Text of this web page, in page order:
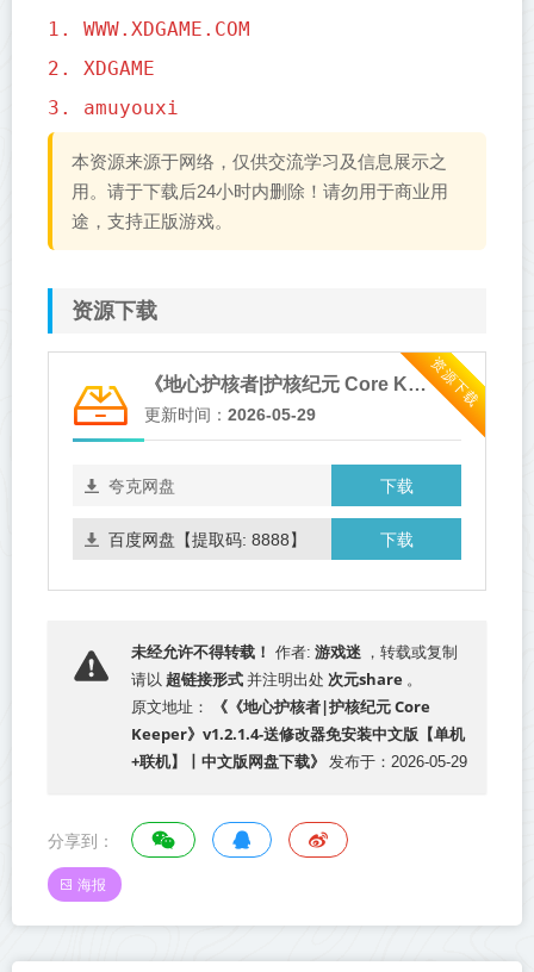
1. WWW.XDGAME.COM
2. XDGAME
3. amuyouxi
本资源来源于网络，仅供交流学习及信息展示之
用。请于下载后24小时内删除！请勿用于商业用
途，支持正版游戏。
资源下载
资源下载
《地心护核者|护核纪元 Core Keeper》v1.2.1.4-送修改器免安装中文版【单机+联机】
更新时间： 2026-05-29
下载
夸克网盘
下载
百度网盘【提取码: 8888】
未经允许不得转载！ 作者: 游戏迷 ，转载或复制
请以 超链接形式 并注明出处 次元share 。
原文地址：
《《地心护核者|护核纪元 Core
Keeper》v1.2.1.4-送修改器免安装中文版【单机
+联机】丨中文版网盘下载》
发布于：2026-05-29
分享到：
海报